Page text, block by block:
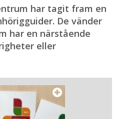
har tagit fram en
De vänder
har en närstående
eller